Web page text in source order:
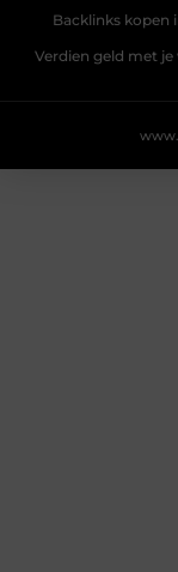
Backlinks kopen
Verdien geld met